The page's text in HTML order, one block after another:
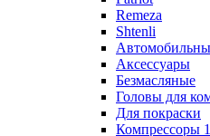
Remeza
Shtenli
Аксессуары
Безмасляные
Головы для
Для покраски
Компрессоры